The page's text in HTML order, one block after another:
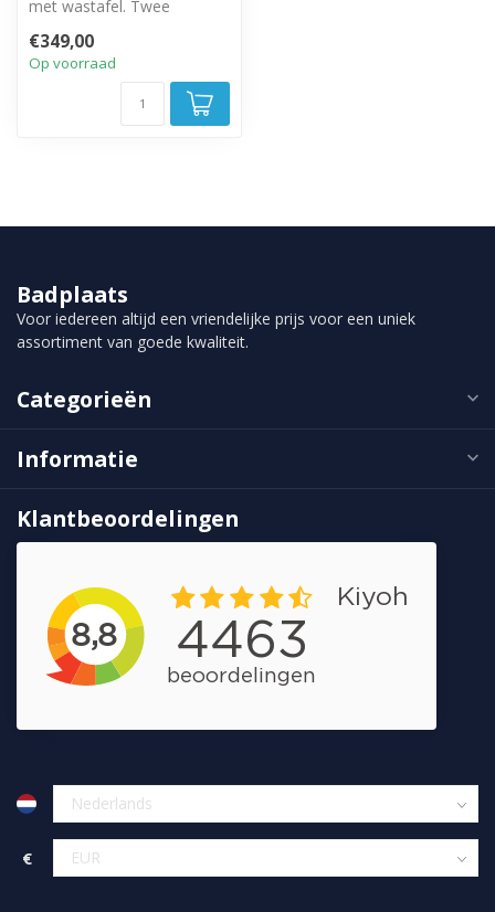
met wastafel. Twee
close sluitin...
€349,00
Op voorraad
Badplaats
Voor iedereen altijd een vriendelijke prijs voor een uniek
assortiment van goede kwaliteit.
Categorieën
Informatie
Klantbeoordelingen
€